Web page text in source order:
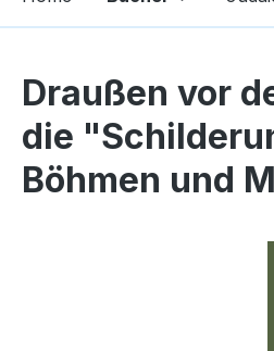
Draußen vor
die
Böhmen und